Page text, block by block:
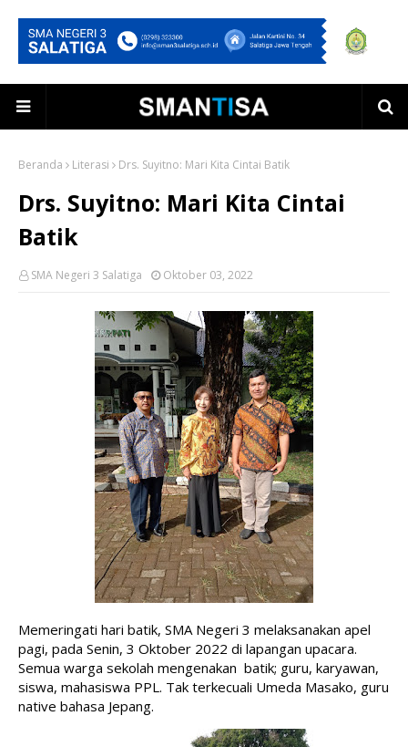
Beranda Literasi Drs. Suyitno: Mari Kita Cintai Batik
Drs. Suyitno: Mari Kita Cintai
Batik
SMA Negeri 3 Salatiga Oktober 03, 2022
Memeringati hari batik, SMA Negeri 3 melaksanakan apel
pagi, pada Senin, 3 Oktober 2022 di lapangan upacara.
Semua warga sekolah mengenakan  batik; guru, karyawan,
siswa, mahasiswa PPL. Tak terkecuali Umeda Masako, guru
native bahasa Jepang.